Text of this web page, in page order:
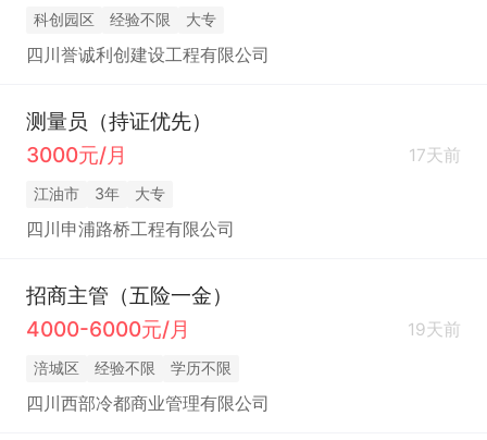
科创园区 经验不限 大专
四川誉诚利创建设工程有限公司
测量员（持证优先）
3000元/月
17天前
江油市 3年 大专
四川申浦路桥工程有限公司
招商主管（五险一金）
4000-6000元/月
19天前
涪城区 经验不限 学历不限
四川西部冷都商业管理有限公司